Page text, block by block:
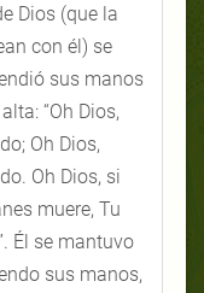
Dios (que la
con él) se
sus manos
“Oh Dios,
Oh Dios,
Oh Dios, si
muere, Tu
Él se mantuvo
sus manos,